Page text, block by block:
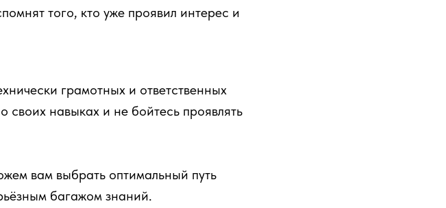
того, кто уже проявил интерес и
грамотных и ответственных
своих навыках и не бойтесь проявлять
вам выбрать оптимальный путь
багажом знаний.